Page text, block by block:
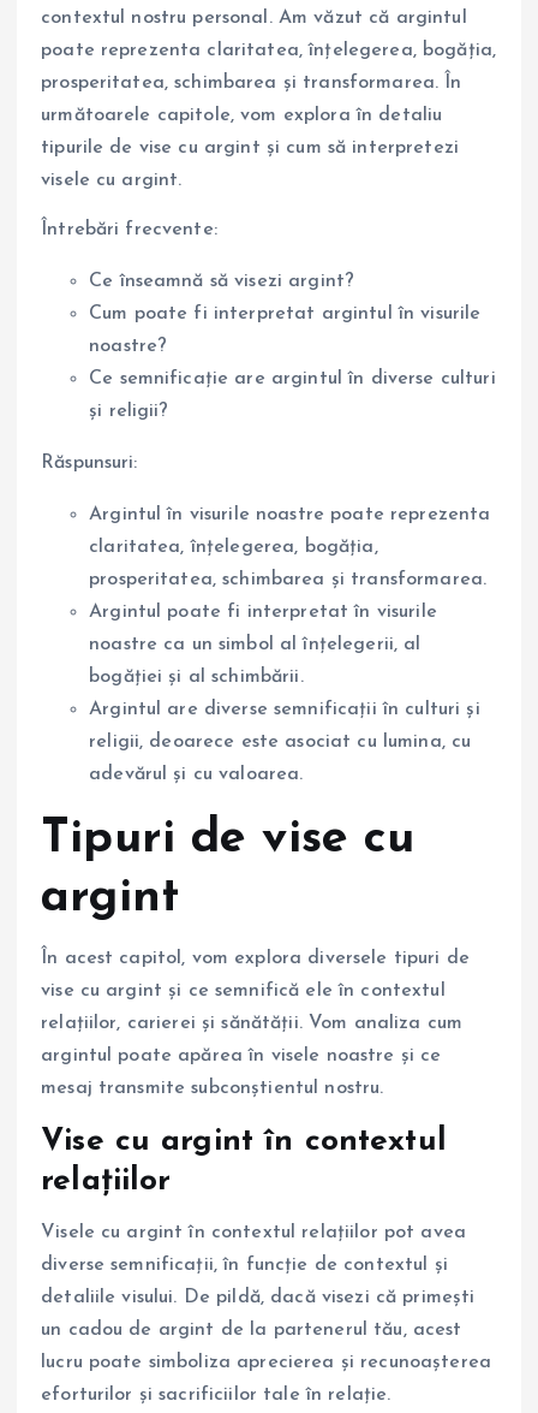
contextul nostru personal. Am văzut că argintul
poate reprezenta claritatea, înțelegerea, bogăția,
prosperitatea, schimbarea și transformarea. În
următoarele capitole, vom explora în detaliu
tipurile de vise cu argint și cum să interpretezi
visele cu argint.
Întrebări frecvente:
Ce înseamnă să visezi argint?
Cum poate fi interpretat argintul în visurile
noastre?
Ce semnificație are argintul în diverse culturi
și religii?
Răspunsuri:
Argintul în visurile noastre poate reprezenta
claritatea, înțelegerea, bogăția,
prosperitatea, schimbarea și transformarea.
Argintul poate fi interpretat în visurile
noastre ca un simbol al înțelegerii, al
bogăției și al schimbării.
Argintul are diverse semnificații în culturi și
religii, deoarece este asociat cu lumina, cu
adevărul și cu valoarea.
Tipuri de vise cu
argint
În acest capitol, vom explora diversele tipuri de
vise cu argint și ce semnifică ele în contextul
relațiilor, carierei și sănătății. Vom analiza cum
argintul poate apărea în visele noastre și ce
mesaj transmite subconștientul nostru.
Vise cu argint în contextul
relațiilor
Visele cu argint în contextul relațiilor pot avea
diverse semnificații, în funcție de contextul și
detaliile visului. De pildă, dacă visezi că primești
un cadou de argint de la partenerul tău, acest
lucru poate simboliza aprecierea și recunoașterea
eforturilor și sacrificiilor tale în relație.